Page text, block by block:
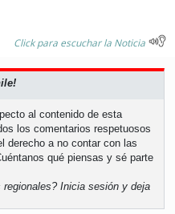
Click para escuchar la Noticia
al contenido de esta
los comentarios respetuosos
derecho a no contar con las
qué piensas y sé parte
regionales?Inicia sesión y deja